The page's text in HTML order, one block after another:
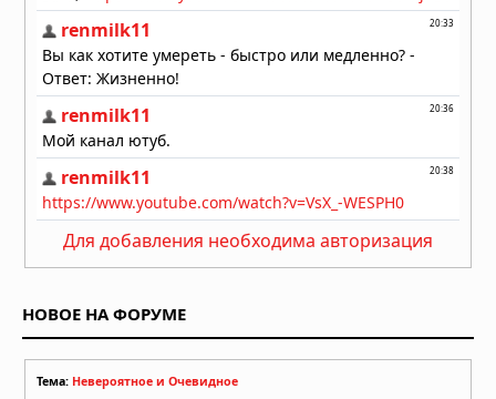
Для добавления необходима авторизация
НОВОЕ НА ФОРУМЕ
Тема: Невероятное и Очевидное